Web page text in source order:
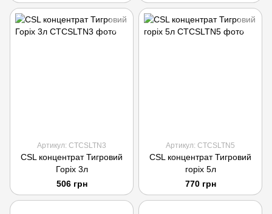
Артикул: CTCSLTN3
CSL концентрат Тигровий
Горіх 3л
506 грн
Артикул: CTCSLTN5
CSL концентрат Тигровий
горіх 5л
770 грн